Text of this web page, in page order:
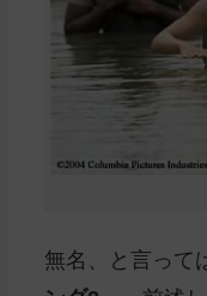
無名、と言って